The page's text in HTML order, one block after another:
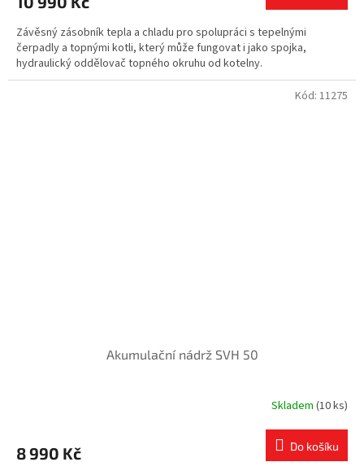
Závěsný zásobník tepla a chladu pro spolupráci s tepelnými
čerpadly a topnými kotli, který může fungovat i jako spojka,
hydraulický oddělovač topného okruhu od kotelny.
Akumulační nádrž SVH 50
Skladem (10 ks)
8 990 Kč Do košíku
Kód: 11275